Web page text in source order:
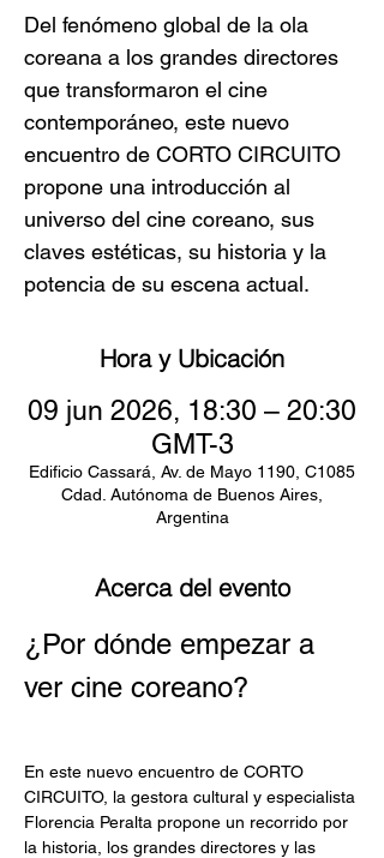
Del fenómeno global de la ola
coreana a los grandes directores
que transformaron el cine
contemporáneo, este nuevo
encuentro de CORTO CIRCUITO
propone una introducción al
universo del cine coreano, sus
claves estéticas, su historia y la
potencia de su escena actual.
Hora y Ubicación
09 jun 2026, 18:30 – 20:30
GMT-3
Edificio Cassará, Av. de Mayo 1190, C1085
Cdad. Autónoma de Buenos Aires,
Argentina
Acerca del evento
¿Por dónde empezar a
ver cine coreano?
En este nuevo encuentro de CORTO
CIRCUITO, la gestora cultural y especialista
Florencia Peralta propone un recorrido por
la historia, los grandes directores y las